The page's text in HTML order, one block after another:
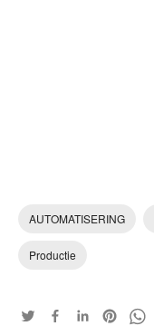
AUTOMATISERING
Productie